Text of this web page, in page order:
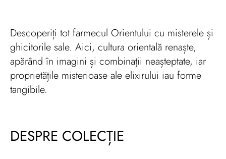
Descoperiți tot farmecul Orientului cu misterele și
ghicitorile sale. Aici, cultura orientală renaște,
apărând în imagini și combinații neașteptate, iar
proprietățile misterioase ale elixirului iau forme
tangibile.
DESPRE COLECȚIE